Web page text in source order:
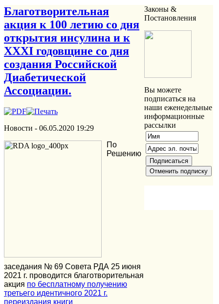
Благотворительная
акция к 100 летию со дня
открытия инсулина и к
ХХХI годовщине со дня
создания Российской
Диабетической
Ассоциации.
Новости - 06.05.2020 19:29
По
Решению
заседания № 69 Совета РДА 25 июня
2021 г. проводится благотворительная
акция по бесплатному получению
третьего идентичного 2021 г.
переиздания книги
Законы &
Постановления
Вы можете
подписаться на
наши еженедельные
информационные
рассылки